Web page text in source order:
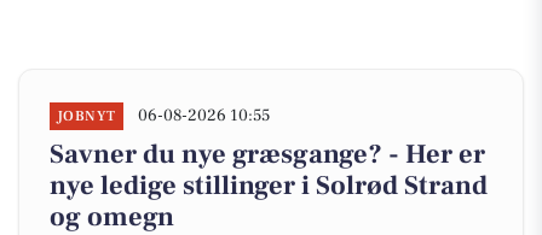
JOBNYT 06-08-2026 10:55
Savner du nye græsgange? - Her er
nye ledige stillinger i Solrød Strand
og omegn